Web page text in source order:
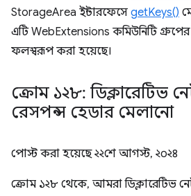
StorageArea ইন্টারফেসে getKeys()
এটি WebExtensions কমিউনিটি
ফলস্বরূপ করা হয়েছে।
ক্রোম ১২৮: ডিক্লারেটিভ
রেসপন্স হেডার মেলানো
পোস্ট করা হয়েছে২২শে আগস্ট, ২০২৪
ক্রোম ১২৮ থেকে, আমরা ডিক্লারেটিভ